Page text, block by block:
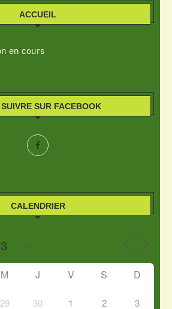
ACCUEIL
en cours
SUR FACEBOOK
CALENDRIER
M J V S D
29 30 1 2 3